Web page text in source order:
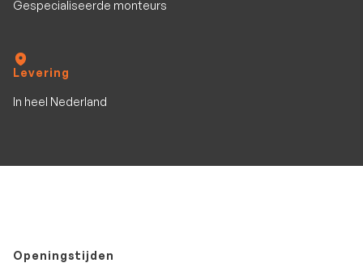
Gespecialiseerde monteurs
Levering
In heel Nederland
Openingstijden